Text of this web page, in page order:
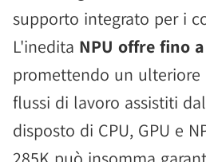
supporto integrato per i
L'inedita NPU offre fino a
promettendo un
flussi di lavoro assistiti
disposto di CPU, GPU e